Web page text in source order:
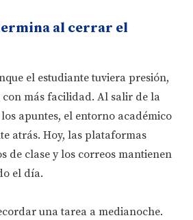
al cerrar el
el estudiante tuviera presión,
más facilidad. Al salir de la
apuntes, el entorno académico
atrás. Hoy, las plataformas
de clase y los correos mantienen
el día.
una tarea a medianoche.